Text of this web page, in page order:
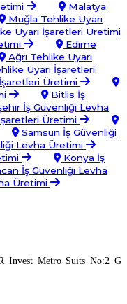
Malatya
Muğla Tehlike Uyarı
Uyarı İşaretleri Üretimi
Edirne
Ağrı Tehlike Uyarı
Uyarı İşaretleri
Üretimi
Bitlis İş
İş Güvenliği Levha
Üretimi
Samsun İş Güvenliği
Levha Üretimi
Konya İş
İş Güvenliği Levha
Üretimi
Invest Metro Suits No:2 G